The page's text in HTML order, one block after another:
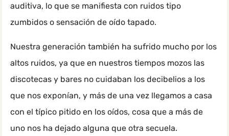
auditiva, lo que se manifiesta con ruidos tipo
zumbidos o sensación de oído tapado.
Nuestra generación también ha sufrido mucho por los
altos ruidos, ya que en nuestros tiempos mozos las
discotecas y bares no cuidaban los decibelios a los
que nos exponían, y más de una vez llegamos a casa
con el típico pitido en los oídos, cosa que a más de
uno nos ha dejado alguna que otra secuela.